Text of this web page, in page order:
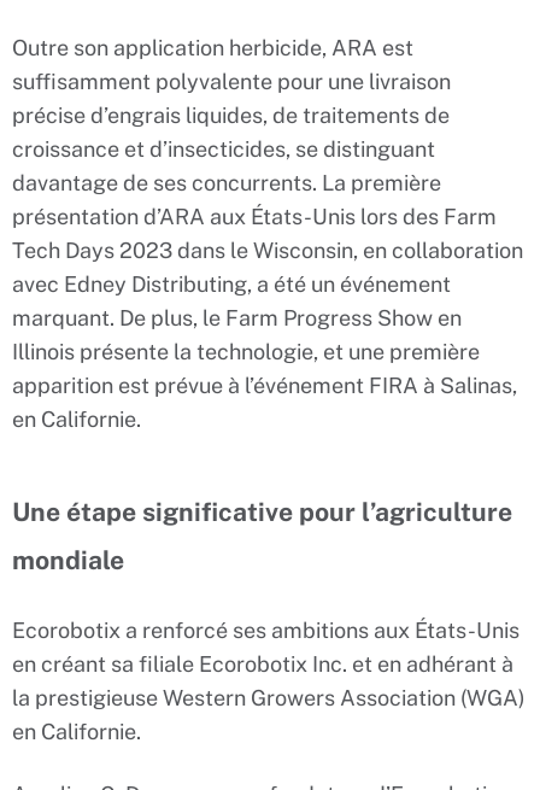
Outre son application herbicide, ARA est
suffisamment polyvalente pour une livraison
précise d’engrais liquides, de traitements de
croissance et d’insecticides, se distinguant
davantage de ses concurrents. La première
présentation d’ARA aux États-Unis lors des Farm
Tech Days 2023 dans le Wisconsin, en collaboration
avec Edney Distributing, a été un événement
marquant. De plus, le Farm Progress Show en
Illinois présente la technologie, et une première
apparition est prévue à l’événement FIRA à Salinas,
en Californie.
Une étape significative pour l’agriculture
mondiale
Ecorobotix a renforcé ses ambitions aux États-Unis
en créant sa filiale Ecorobotix Inc. et en adhérant à
la prestigieuse Western Growers Association (WGA)
en Californie.